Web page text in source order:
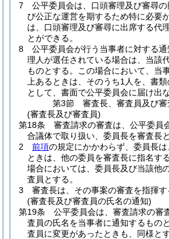
7
公平委員会は、口頭審理及び審尋
び公正な運営を期するため特に必要
は、口頭審理及び審尋に出席する代
とができる。
8
公平委員会が行う当事者に対する
理人が選任されている場合は、当該
ものとする。
この場合において、当
上あるときは、そのうち1人を、書
として、書面で公平委員会に届け出
第3節
審査長、審査員及び審
(審査長及び審査員)
第18条
審査請求の審査は、公平委員
合議体で取り扱い、委員長を審査長と
2
前項の規定にかかわらず、委員長
ときは、他の委員を審査長に指名す
場合においては、委員長及び当該他
査員とする。
3
審査長は、その事案の審査を指揮す
(審査長及び審査員の氏名の通知)
第19条
公平委員会は、審査請求の審
査員の氏名を当事者に通知するものと
査員に変更があったときも、同様とす